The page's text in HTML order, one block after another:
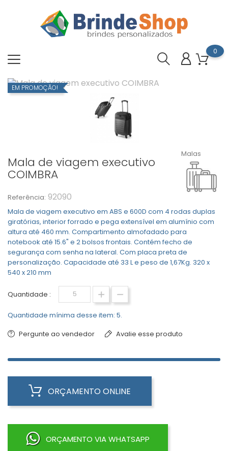
0
EM PROMOÇÃO!
Mala de viagem executivo
COIMBRA
Referência: 92090
Mala de viagem executivo em ABS e 600D com 4 rodas duplas
giratórias, interior forrado e pega extensível em alumínio com
altura até 460 mm. Compartimento almofadado para
notebook até 15.6" e 2 bolsos frontais. Contém fecho de
segurança com senha na lateral. Com placa preta de
personalização. Capacidade até 33 L e peso de 1,67Kg. 320 x
540 x 210 mm
Quantidade :
Quantidade mínima desse item: 5.
Pergunte ao vendedor
Avalie esse produto
ORÇAMENTO ONLINE
ORÇAMENTO VIA WHATSAPP
Malas